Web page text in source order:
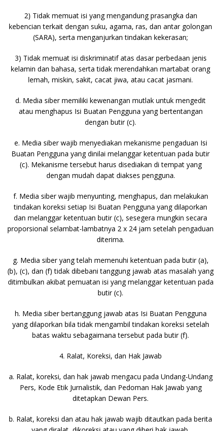
2) Tidak memuat isi yang mengandung prasangka dan
kebencian terkait dengan suku, agama, ras, dan antar golongan
(SARA), serta menganjurkan tindakan kekerasan;
3) Tidak memuat isi diskriminatif atas dasar perbedaan jenis
kelamin dan bahasa, serta tidak merendahkan martabat orang
lemah, miskin, sakit, cacat jiwa, atau cacat jasmani.
d. Media siber memiliki kewenangan mutlak untuk mengedit
atau menghapus Isi Buatan Pengguna yang bertentangan
dengan butir (c).
e. Media siber wajib menyediakan mekanisme pengaduan Isi
Buatan Pengguna yang dinilai melanggar ketentuan pada butir
(c). Mekanisme tersebut harus disediakan di tempat yang
dengan mudah dapat diakses pengguna.
f. Media siber wajib menyunting, menghapus, dan melakukan
tindakan koreksi setiap Isi Buatan Pengguna yang dilaporkan
dan melanggar ketentuan butir (c), sesegera mungkin secara
proporsional selambat-lambatnya 2 x 24 jam setelah pengaduan
diterima.
g. Media siber yang telah memenuhi ketentuan pada butir (a),
(b), (c), dan (f) tidak dibebani tanggung jawab atas masalah yang
ditimbulkan akibat pemuatan isi yang melanggar ketentuan pada
butir (c).
h. Media siber bertanggung jawab atas Isi Buatan Pengguna
yang dilaporkan bila tidak mengambil tindakan koreksi setelah
batas waktu sebagaimana tersebut pada butir (f).
4. Ralat, Koreksi, dan Hak Jawab
a. Ralat, koreksi, dan hak jawab mengacu pada Undang-Undang
Pers, Kode Etik Jurnalistik, dan Pedoman Hak Jawab yang
ditetapkan Dewan Pers.
b. Ralat, koreksi dan atau hak jawab wajib ditautkan pada berita